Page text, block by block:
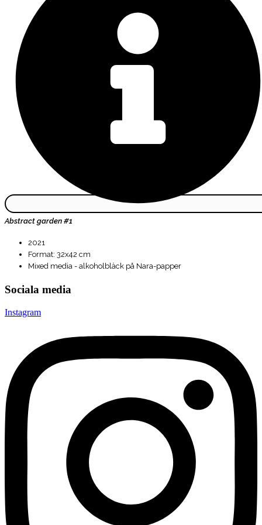
Abstract garden #1
2021
Format: 32x42 cm
Mixed media - alkoholbläck på Nara-papper
Sociala media
Instagram